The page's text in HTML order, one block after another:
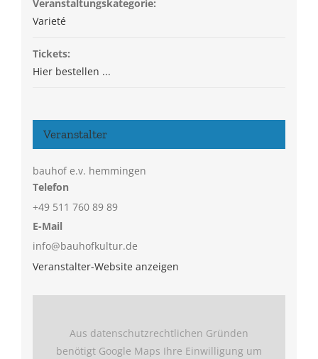
Veranstaltungskategorie:
Varieté
Tickets:
Hier bestellen ...
Veranstalter
bauhof e.v. hemmingen
Telefon
+49 511 760 89 89
E-Mail
info@bauhofkultur.de
Veranstalter-Website anzeigen
Aus datenschutzrechtlichen Gründen
benötigt Google Maps Ihre Einwilligung um